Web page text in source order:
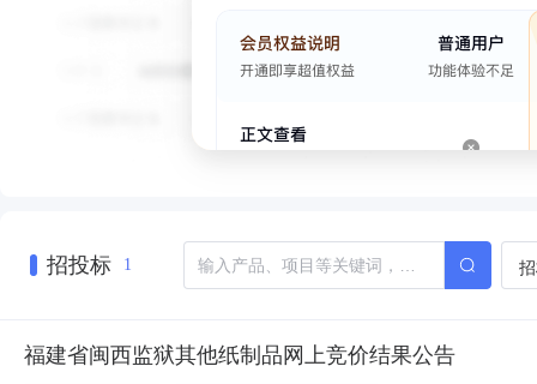
招投标 1
福建省闽西监狱其他纸制品网上竞价结果公告